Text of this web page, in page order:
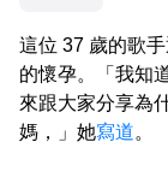
這位 37 歲的歌
的懷孕。「我知
來跟大家分享為
媽，」她寫道。